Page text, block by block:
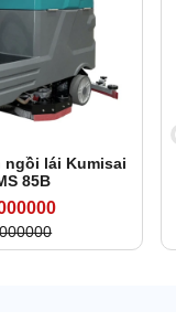
ngồi lái Kumisai
85B